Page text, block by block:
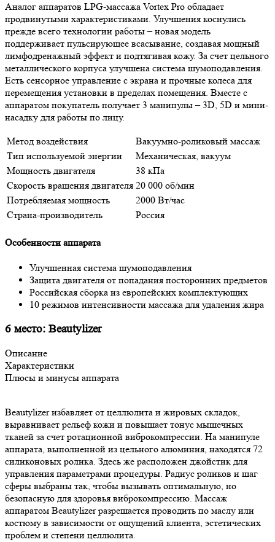
Аналог аппаратов LPG-массажа Vortex Pro обладает
продвинутыми характеристиками. Улучшения коснулись
прежде всего технологии работы – новая модель
поддерживает пульсирующее всасывание, создавая мощный
лимфодренажный эффект и подтягивая кожу. За счет цельного
металлического корпуса улучшена система шумоподавления.
Есть сенсорное управление с экрана и прочные колеса для
перемещения установки в пределах помещения. Вместе с
аппаратом покупатель получает 3 манипулы – 3D, 5D и мини-
насадку для работы по лицу.
Метод воздействия
Вакуумно-роликовый массаж
Тип используемой энергии
Механическая, вакуум
Мощность двигателя
38 кПа
Скорость вращения двигателя 20 000 об/мин
Потребляемая мощность
2000 Вт/час
Страна-производитель
Россия
Особенности аппарата
Улучшенная система шумоподавления
Защита двигателя от попадания посторонних предметов
Российская сборка из европейских комплектующих
10 режимов интенсивности массажа для удаления жира
6 место: Beautylizer
Описание
Характеристики
Плюсы и минусы аппарата
Beautylizer избавляет от целлюлита и жировых складок,
выравнивает рельеф кожи и повышает тонус мышечных
тканей за счет ротационной виброкомпрессии. На манипуле
аппарата, выполненной из цельного алюминия, находятся 72
силиконовых ролика. Здесь же расположен джойстик для
управления параметрами процедуры. Радиус роликов и шаг
сферы выбраны так, чтобы вызывать оптимальную, но
безопасную для здоровья виброкомпрессию. Массаж
аппаратом Beautylizer разрешается проводить по маслу или
костюму в зависимости от ощущений клиента, эстетических
проблем и степени целлюлита.